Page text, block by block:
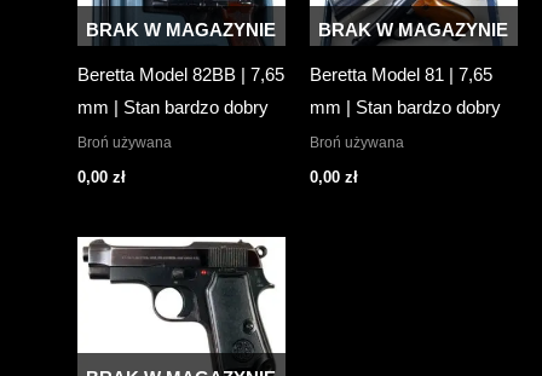
BRAK W MAGAZYNIE
Beretta Model 82BB | 7,65
mm | Stan bardzo dobry
Broń używana
0,00 zł
BRAK W MAGAZYNIE
Beretta Model 81 | 7,65
mm | Stan bardzo dobry
Broń używana
0,00 zł